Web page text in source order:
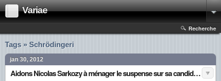
Variae
Recherche
Tags » Schrödingeri
jan 30, 2012
Aidons Nicolas Sarkozy à ménager le suspense sur sa candidature